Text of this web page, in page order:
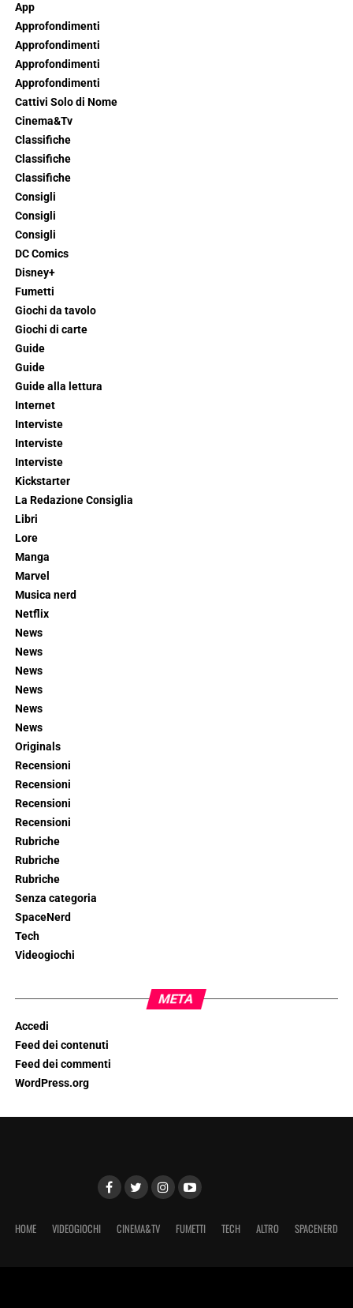
App
Approfondimenti
Approfondimenti
Approfondimenti
Approfondimenti
Cattivi Solo di Nome
Cinema&Tv
Classifiche
Classifiche
Classifiche
Consigli
Consigli
Consigli
DC Comics
Disney+
Fumetti
Giochi da tavolo
Giochi di carte
Guide
Guide
Guide alla lettura
Internet
Interviste
Interviste
Interviste
Kickstarter
La Redazione Consiglia
Libri
Lore
Manga
Marvel
Musica nerd
Netflix
News
News
News
News
News
News
Originals
Recensioni
Recensioni
Recensioni
Recensioni
Rubriche
Rubriche
Rubriche
Senza categoria
SpaceNerd
Tech
Videogiochi
META
Accedi
Feed dei contenuti
Feed dei commenti
WordPress.org
HOME VIDEOGIOCHI CINEMA&TV FUMETTI TECH ALTRO SPACENERD